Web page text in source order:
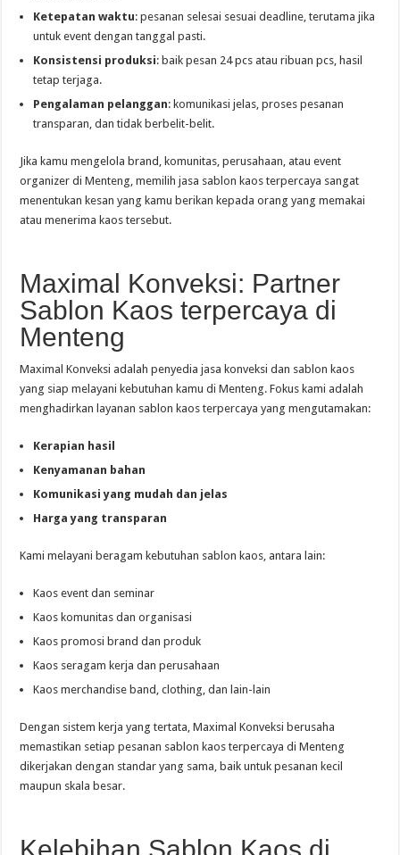
Ketepatan waktu: pesanan selesai sesuai deadline, terutama jika
untuk event dengan tanggal pasti.
Konsistensi produksi: baik pesan 24 pcs atau ribuan pcs, hasil
tetap terjaga.
Pengalaman pelanggan: komunikasi jelas, proses pesanan
transparan, dan tidak berbelit-belit.
Jika kamu mengelola brand, komunitas, perusahaan, atau event
organizer di Menteng, memilih jasa sablon kaos terpercaya sangat
menentukan kesan yang kamu berikan kepada orang yang memakai
atau menerima kaos tersebut.
Maximal Konveksi: Partner
Sablon Kaos terpercaya di
Menteng
Maximal Konveksi adalah penyedia jasa konveksi dan sablon kaos
yang siap melayani kebutuhan kamu di Menteng. Fokus kami adalah
menghadirkan layanan sablon kaos terpercaya yang mengutamakan:
Kerapian hasil
Kenyamanan bahan
Komunikasi yang mudah dan jelas
Harga yang transparan
Kami melayani beragam kebutuhan sablon kaos, antara lain:
Kaos event dan seminar
Kaos komunitas dan organisasi
Kaos promosi brand dan produk
Kaos seragam kerja dan perusahaan
Kaos merchandise band, clothing, dan lain-lain
Dengan sistem kerja yang tertata, Maximal Konveksi berusaha
memastikan setiap pesanan sablon kaos terpercaya di Menteng
dikerjakan dengan standar yang sama, baik untuk pesanan kecil
maupun skala besar.